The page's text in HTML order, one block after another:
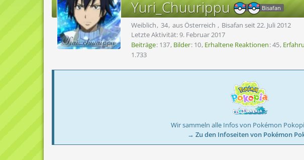
Yuri_Chuurippu Bisafan
Weiblich 34 aus Österreich
Bisafan seit 22. Juli 2012
Letzte Aktivität:9. Februar 2017
Beiträge 137 Bilder 10 Erhaltene Reaktionen 45
1.733
Wir sammeln alle Infos von Pokémon
→ Zu den Infoseiten von Pokémon